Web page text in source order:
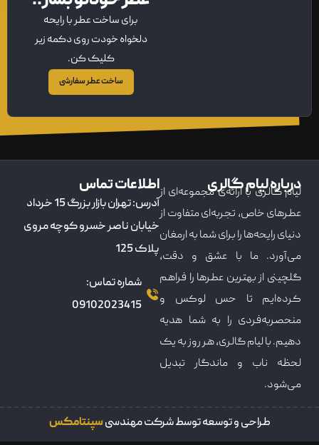
برای ساخت عطر با رایحه
دلخواه خودت روی دکمه زیر
کلیک کن.
ساخت عطر سفارشی
درباره لیام گالری
لیام گالری با ارائه‌ی مجموعه‌ای از
عطرهای خاص، تجربه‌ای متفاوت از
دنیای رایحه‌ها را برای شما به ارمغان
می‌آورد. ما با عشق و دقت،
گلچینی از بهترین عطرها را فراهم
کرده‌ایم تا حس لوکس و
منحصربه‌فردی را به شما هدیه
دهیم. با لیام گالری، هر روز به یک
لحظه ناب و ماندگار تبدیل
می‌شود.
اطلاعات تماس
آدرس: تهران بازار بزرگ 15 خرداد
خیابان ناصر خسرو کوچه مروی
پلاک 125
شماره تماس:
09102023415
طراحی و توسعه توسط شرکت مهندسیسپنتامکس